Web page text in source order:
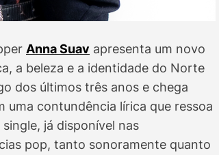
Anna Suav apresenta um novo
a beleza e a identidade do Norte
dos últimos três anos e chega
uma contundência lírica que ressoa
já disponível nas
pop, tanto sonoramente quanto